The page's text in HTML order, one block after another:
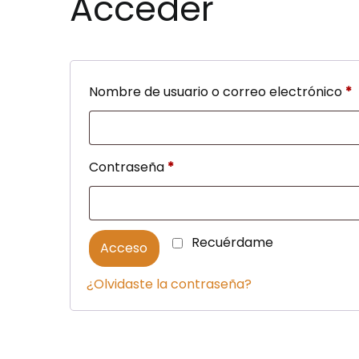
Nombre de usuario o correo electrónico *
Contraseña *Obligatorio
Recuérdame
Acceso
¿Olvidaste la contraseña?